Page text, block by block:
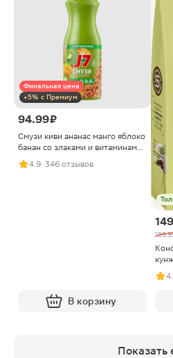
Финальная цена
+5% с Премиум
94.99 ₽
Смузи киви ананас манго яблоко
банан со злаками и витаминами
J7 300мл
4.9· 346 отзывов
В корзину
Показать